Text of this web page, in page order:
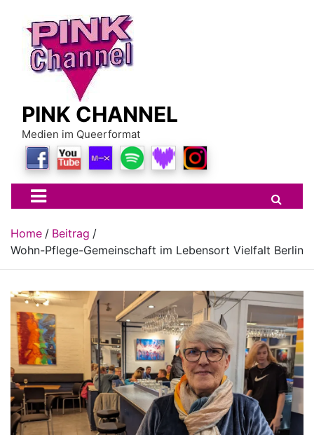
content
PINK CHANNEL
Medien im Queerformat
Home
Beitrag
Wohn-Pflege-Gemeinschaft im Lebensort Vielfalt Berlin